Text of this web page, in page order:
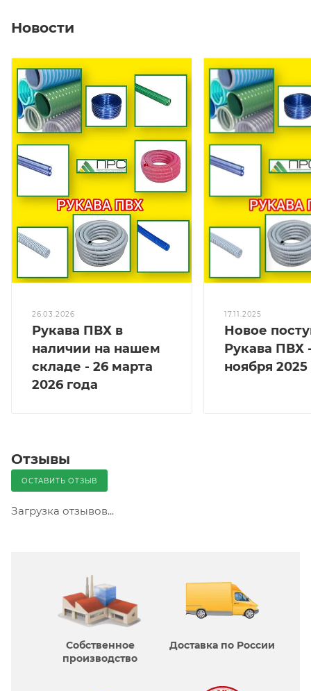
Новости
26.03.2026
Рукава ПВХ в
наличии на нашем
складе - 26 марта
2026 года
17.11.2025
Новое
Рукава ПВХ
ноября 2025
Отзывы
ОСТАВИТЬ ОТЗЫВ
Загрузка отзывов...
Собственное
производcтво
Доставка по России